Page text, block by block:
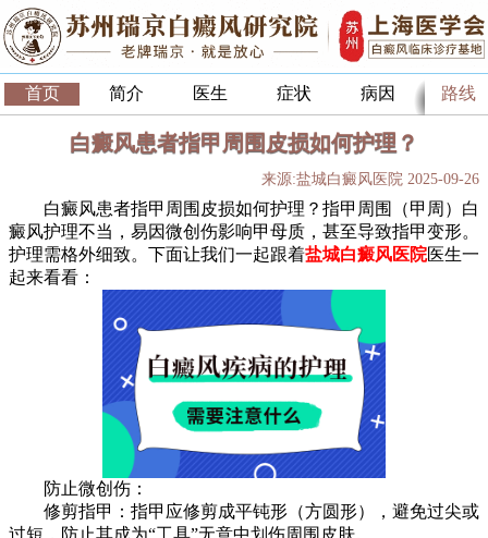
首页 简介 医生 症状 病因 路线
白癜风患者指甲周围皮损如何护理？
来源:盐城白癜风医院 2025-09-26
白癜风患者指甲周围皮损如何护理？指甲周围（甲周）白
癜风护理不当，易因微创伤影响甲母质，甚至导致指甲变形。
护理需格外细致。下面让我们一起跟着盐城白癜风医院医生一
起来看看：
防止微创伤：
修剪指甲：指甲应修剪成平钝形（方圆形），避免过尖或
过短，防止其成为“工具”无意中划伤周围皮肤。